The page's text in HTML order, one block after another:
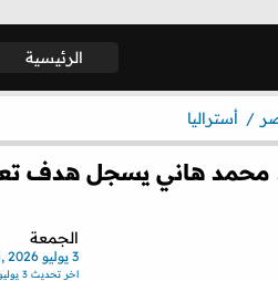
الرئيسية
أستراليا
محمد هاني يسجل هدف
الجمعة
3 يوليو 2026 ,10:25 م
اخر تحديث 3 يوليو 2026 ,11:11 م